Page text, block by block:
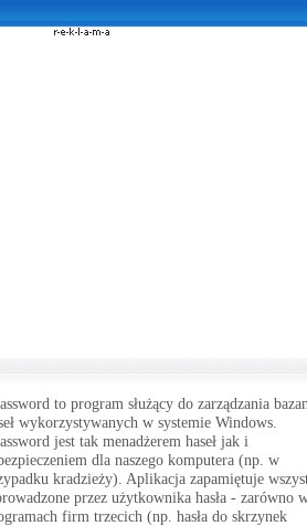
to program służący do zarządzania
wykorzystywanych w systemie Windows.
jest tak menadżerem haseł jak i
dla naszego komputera (np. w
kradzieży). Aplikacja zapamiętuje
przez użytkownika hasła - zarówno
firm trzecich (np. hasła do skrzynek